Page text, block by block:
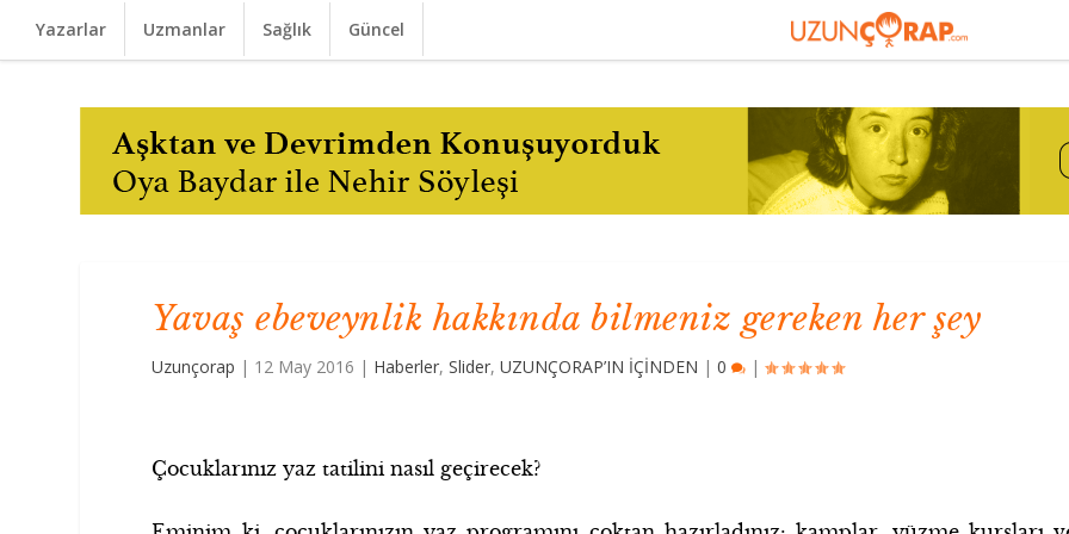
Yazarlar Uzmanlar Sağlık Güncel
Yavaş ebeveynlik hakkında bilmeniz gereken her şey
Uzunçorap | 12 May 2016 | Haberler,Slider,UZUNÇORAP’IN İÇİNDEN |0 |
Çocuklarınız yaz tatilini nasıl geçirecek?